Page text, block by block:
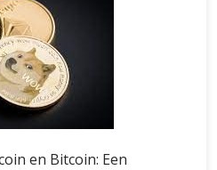
en Bitcoin: Een